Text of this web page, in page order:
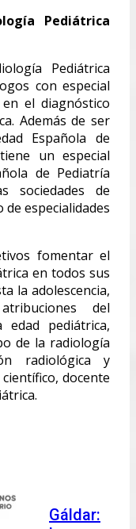
Pediátrica
Pediátrica
con especial
el diagnóstico
Además de ser
Española de
un especial
de Pediatría
sociedades de
especialidades
fomentar el
en todos sus
la adolescencia,
del
pediátrica,
de la radiología
radiológica y
docente
Gáldar: